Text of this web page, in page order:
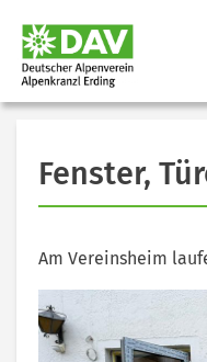
Fenster,
Am Vereinsheim